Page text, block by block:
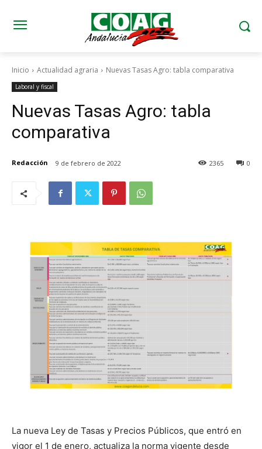
Inicio Actualidad agraria Nuevas Tasas Agro: tabla comparativa
Laboral y fiscal
Nuevas Tasas Agro: tabla
comparativa
Redacción 9 de febrero de 2022 0
2365
La nueva Ley de Tasas y Precios Públicos, que entró en
vigor el 1 de enero, actualiza la norma vigente desde